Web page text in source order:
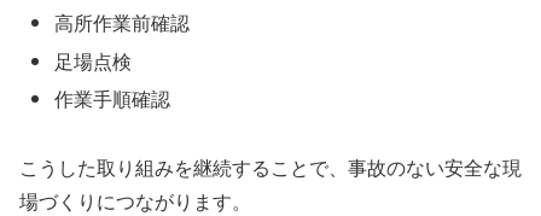
高所作業前確認
足場点検
作業手順確認
こうした取り組みを継続することで、事故のない安全な現
場づくりにつながります。